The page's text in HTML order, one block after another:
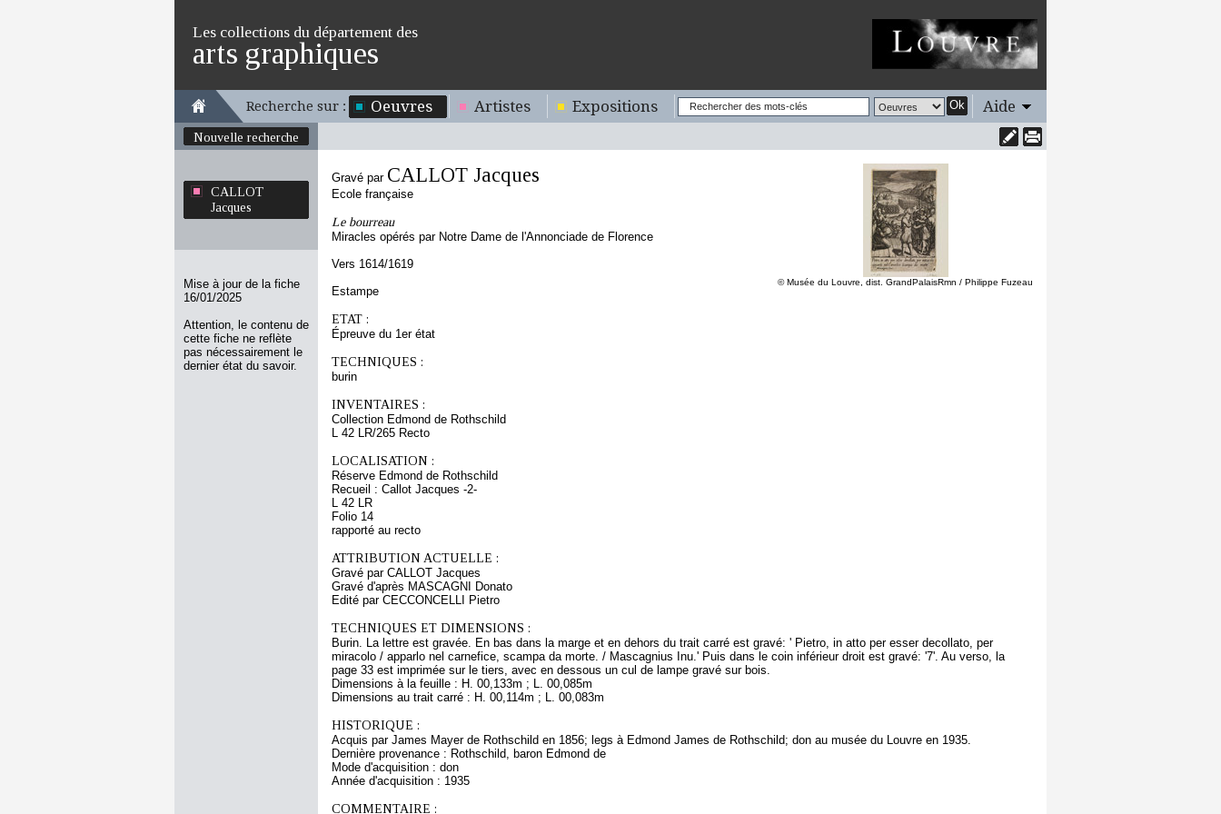
Les collections du département des
arts graphiques
Recherche sur : Oeuvres Artistes Expositions Ok Aide
Nouvelle recherche
CALLOT
Jacques
Mise à jour de la fiche
16/01/2025
Attention, le contenu de
cette fiche ne reflète
pas nécessairement le
dernier état du savoir.
© Musée du Louvre, dist. GrandPalaisRmn / Philippe Fuzeau
Gravé par CALLOT Jacques
Ecole française
Le bourreau
Miracles opérés par Notre Dame de l'Annonciade de Florence
Vers 1614/1619
Estampe
ETAT :
Épreuve du 1er état
TECHNIQUES :
burin
INVENTAIRES :
Collection Edmond de Rothschild
L 42 LR/265 Recto
LOCALISATION :
Réserve Edmond de Rothschild
Recueil : Callot Jacques -2-
L 42 LR
Folio 14
rapporté au recto
ATTRIBUTION ACTUELLE :
Gravé par CALLOT Jacques
Gravé d'après MASCAGNI Donato
Edité par CECCONCELLI Pietro
TECHNIQUES ET DIMENSIONS :
Burin. La lettre est gravée. En bas dans la marge et en dehors du trait carré est gravé: ' Pietro, in atto per esser decollato, per
miracolo / apparlo nel carnefice, scampa da morte. / Mascagnius Inu.' Puis dans le coin inférieur droit est gravé: '7'. Au verso, la
page 33 est imprimée sur le tiers, avec en dessous un cul de lampe gravé sur bois.
Dimensions à la feuille : H. 00,133m ; L. 00,085m
Dimensions au trait carré : H. 00,114m ; L. 00,083m
HISTORIQUE :
Acquis par James Mayer de Rothschild en 1856; legs à Edmond James de Rothschild; don au musée du Louvre en 1935.
Dernière provenance : Rothschild, baron Edmond de
Mode d'acquisition : don
Année d'acquisition : 1935
COMMENTAIRE :